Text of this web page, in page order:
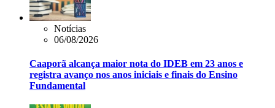
Notícias
06/08/2026
Caaporã alcança maior nota do IDEB em 23 anos e
registra avanço nos anos iniciais e finais do Ensino
Fundamental